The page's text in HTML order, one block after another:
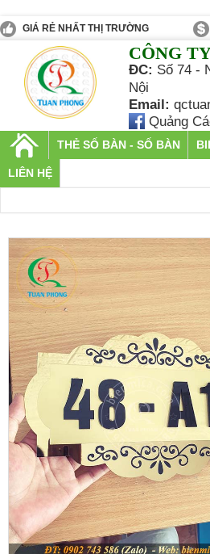
GIÁ RẺ NHẤT THỊ TRƯỜNG
CÔNG
ĐC: Số 74 -
Nội
Email:
Quảng
THẺ SỐ BÀN - SỐ BÀN
LIÊN HỆ